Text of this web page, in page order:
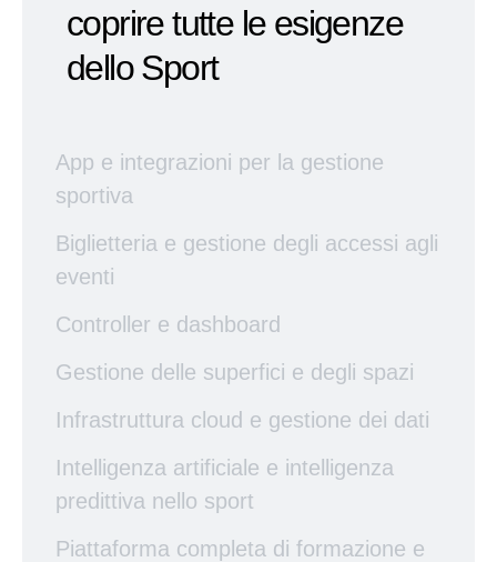
coprire tutte le esigenze
dello Sport
App e integrazioni per la gestione
sportiva
Biglietteria e gestione degli accessi agli
eventi
Controller e dashboard
Gestione delle superfici e degli spazi
Infrastruttura cloud e gestione dei dati
Intelligenza artificiale e intelligenza
predittiva nello sport
Piattaforma completa di formazione e